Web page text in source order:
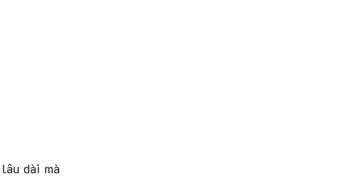
dài mà